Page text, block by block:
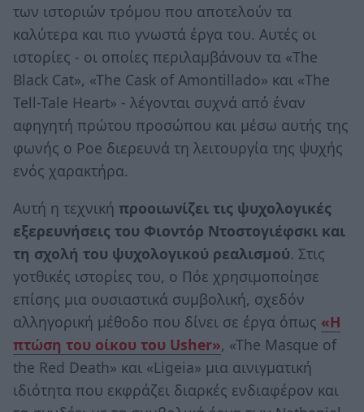
των ιστοριών τρόμου που αποτελούν τα
καλύτερα και πιο γνωστά έργα του. Αυτές οι
ιστορίες - οι οποίες περιλαμβάνουν τα «The
Black Cat», «The Cask of Amontillado» και «The
Tell-Tale Heart» - λέγονται συχνά από έναν
αφηγητή πρώτου προσώπου και μέσω αυτής της
φωνής ο Poe διερευνά τη λειτουργία της ψυχής
ενός χαρακτήρα.
Αυτή η τεχνική προοιωνίζει τις ψυχολογικές
εξερευνήσεις του Φιοντόρ Ντοστογιέφσκι και
τη σχολή του ψυχολογικού ρεαλισμού. Στις
γοτθικές ιστορίες του, ο Πόε χρησιμοποίησε
επίσης μια ουσιαστικά συμβολική, σχεδόν
αλληγορική μέθοδο που δίνει σε έργα όπως «Η
πτώση του οίκου του Usher», «The Masque of
the Red Death» και «Ligeia» μια αινιγματική
ιδιότητα που εκφράζει διαρκές ενδιαφέρον και